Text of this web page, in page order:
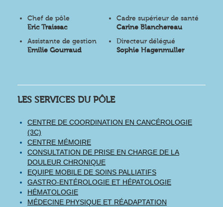
Chef de pôle
Eric Traissac
Cadre supérieur de santé
Carine Blanchereau
Assistante de gestion
Emilie Gourraud
Directeur délégué
Sophie Hagenmuller
LES SERVICES DU PÔLE
CENTRE DE COORDINATION EN CANCÉROLOGIE
(3C)
CENTRE MÉMOIRE
CONSULTATION DE PRISE EN CHARGE DE LA
DOULEUR CHRONIQUE
EQUIPE MOBILE DE SOINS PALLIATIFS
GASTRO-ENTÉROLOGIE ET HÉPATOLOGIE
HÉMATOLOGIE
MÉDECINE PHYSIQUE ET RÉADAPTATION